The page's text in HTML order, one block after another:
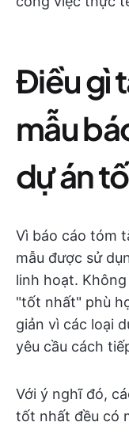
Điều gì
mẫu
dự án
Vì báo cáo tóm
mẫu được sử
linh hoạt.
"tốt nhất" phù
giản vì các loại
yêu cầu cách
Với ý nghĩ đó,
tốt nhất đều có